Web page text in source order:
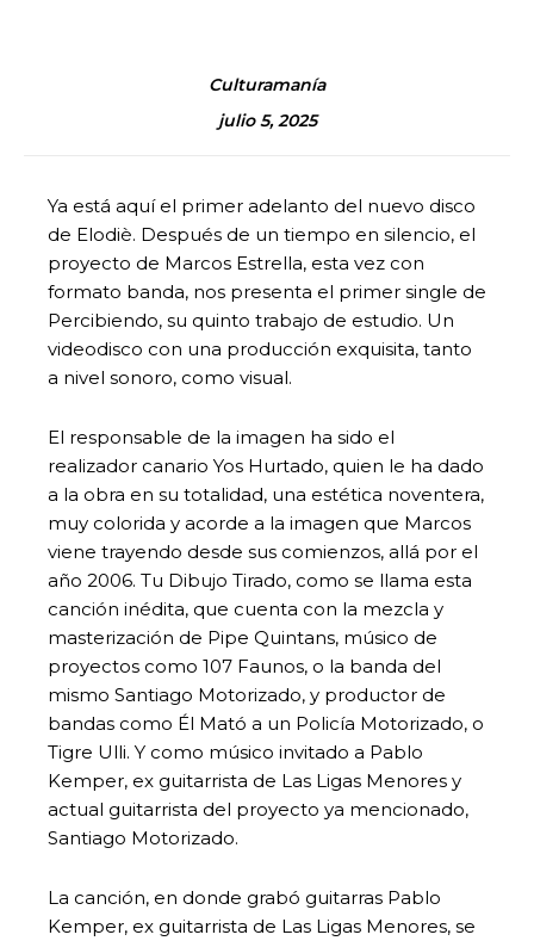
Culturamanía
julio 5, 2025
Ya está aquí el primer adelanto del nuevo disco
de Elodiè. Después de un tiempo en silencio, el
proyecto de Marcos Estrella, esta vez con
formato banda, nos presenta el primer single de
Percibiendo, su quinto trabajo de estudio. Un
videodisco con una producción exquisita, tanto
a nivel sonoro, como visual.
El responsable de la imagen ha sido el
realizador canario Yos Hurtado, quien le ha dado
a la obra en su totalidad, una estética noventera,
muy colorida y acorde a la imagen que Marcos
viene trayendo desde sus comienzos, allá por el
año 2006. Tu Dibujo Tirado, como se llama esta
canción inédita, que cuenta con la mezcla y
masterización de Pipe Quintans, músico de
proyectos como 107 Faunos, o la banda del
mismo Santiago Motorizado, y productor de
bandas como Él Mató a un Policía Motorizado, o
Tigre Ulli. Y como músico invitado a Pablo
Kemper, ex guitarrista de Las Ligas Menores y
actual guitarrista del proyecto ya mencionado,
Santiago Motorizado.
La canción, en donde grabó guitarras Pablo
Kemper, ex guitarrista de Las Ligas Menores, se